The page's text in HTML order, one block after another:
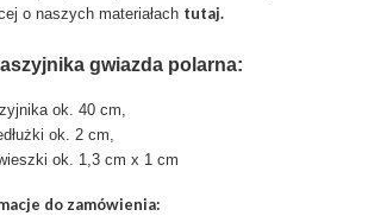
o naszych materiałach tutaj.
gwiazda polarna:
ok. 40 cm,
ok. 2 cm,
ok. 1,3 cm x 1 cm
do zamówienia: